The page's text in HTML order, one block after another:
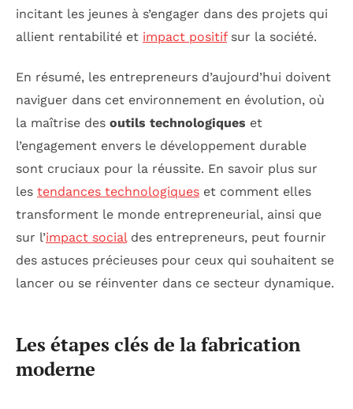
incitant les jeunes à s’engager dans des projets qui
allient rentabilité et impact positifsur la société.
En résumé, les entrepreneurs d’aujourd’hui doivent
naviguer dans cet environnement en évolution, où
la maîtrise des outils technologiques et
l’engagement envers le développement durable
sont cruciaux pour la réussite. En savoir plus sur
les tendances technologiques et comment elles
transforment le monde entrepreneurial, ainsi que
sur l’impact socialdes entrepreneurs, peut fournir
des astuces précieuses pour ceux qui souhaitent se
lancer ou se réinventer dans ce secteur dynamique.
Les étapes clés de la fabrication
moderne